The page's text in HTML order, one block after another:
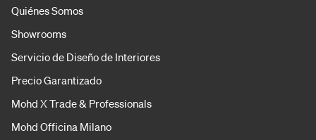
Quiénes Somos
Showrooms
Servicio de Diseño de Interiores
Precio Garantizado
Mohd X Trade & Professionals
Mohd Officina Milano